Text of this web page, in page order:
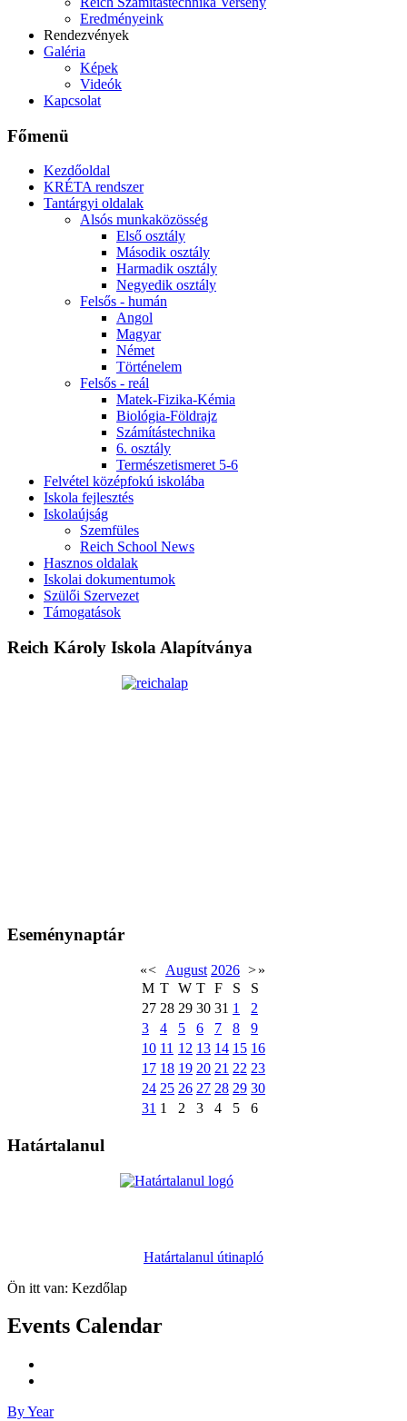
Eredményeink
Rendezvények
Galéria
Képek
Videók
Kapcsolat
Főmenü
Kezdőoldal
KRÉTA rendszer
Tantárgyi oldalak
Alsós munkaközösség
Első osztály
Második osztály
Harmadik osztály
Negyedik osztály
Felsős - humán
Angol
Magyar
Német
Történelem
Felsős - reál
Matek-Fizika-Kémia
Biológia-Földrajz
Számítástechnika
6. osztály
Természetismeret 5-6
Felvétel középfokú iskolába
Iskola fejlesztés
Iskolaújság
Szemfüles
Reich School News
Hasznos oldalak
Iskolai dokumentumok
Szülői Szervezet
Támogatások
Reich Károly Iskola Alapítványa
Eseménynaptár
«< August 2026 >»
M T W T F S
S
27 28 29 30 31 1
2
3
4 5 6 7 8
9
10 11 12 13 14 15 16
17 18 19 20 21 22 23
24 25 26 27 28 29 30
31 1 2 3 4 5 6
Határtalanul
Határtalanul útinapló
Ön itt van: Kezdőlap
Events Calendar
By Year